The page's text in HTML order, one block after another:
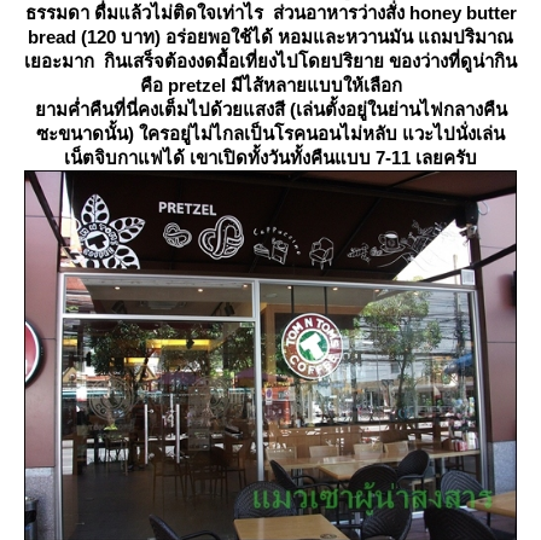
ธรรมดา ดื่มแล้วไม่ติดใจเท่าไร ส่วนอาหารว่างสั่ง honey butter
bread (120 บาท) อร่อยพอใช้ได้ หอมและหวานมัน แถมปริมาณ
เยอะมาก กินเสร็จต้องงดมื้อเที่ยงไปโดยปริยาย ของว่างที่ดูน่ากิน
คือ pretzel มีไส้หลายแบบให้เลือก
ามค่ำคืนที่นี่คงเต็มไปด้วยแสงสี (เล่นตั้งอยู่ในย่านไฟกลางคืน
ซะขนาดนั้น) ใครอยู่ไม่ไกลเป็นโรคนอนไม่หลับ แวะไปนั่งเล่น
เน็ตจิบกาแฟได้ เขาเปิดทั้งวันทั้งคืนแบบ 7-11 เลยครับ